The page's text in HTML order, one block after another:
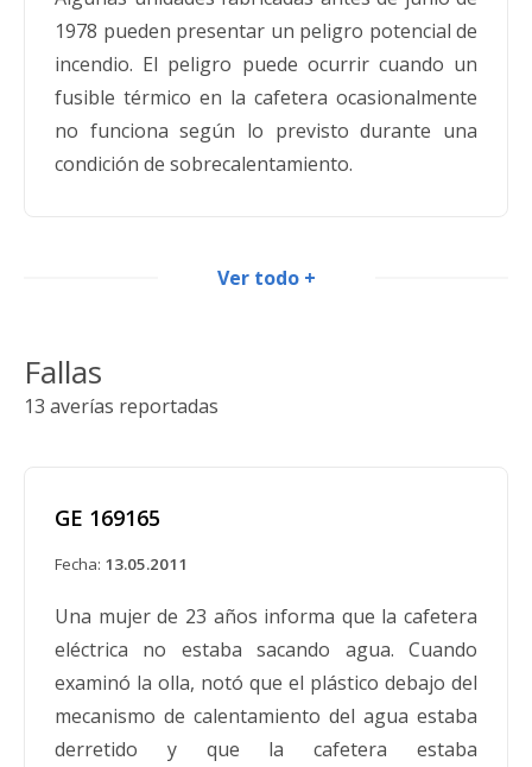
1978 pueden presentar un peligro potencial de
incendio. El peligro puede ocurrir cuando un
fusible térmico en la cafetera ocasionalmente
no funciona según lo previsto durante una
condición de sobrecalentamiento.
incendio
Fecha:20.05.2010
Electric que se venden en blanco o negro. La
cafetera digital tiene funciones programables y
incluidos en este retiro son: 169164 (negro) y
169165 (blanco).
Ver todo +
Fallas
13 averías reportadas
GE 169165
Fecha: 13.05.2011
Una mujer de 23 años informa que la cafetera
eléctrica no estaba sacando agua. Cuando
examinó la olla, notó que el plástico debajo del
mecanismo de calentamiento del agua estaba
derretido y que la cafetera estaba